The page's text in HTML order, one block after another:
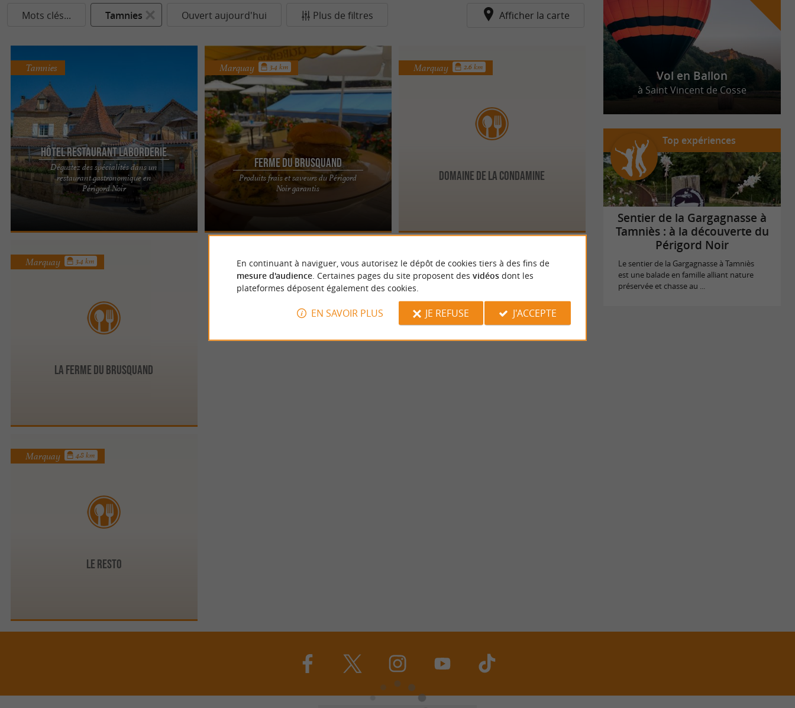
Mots clés... Tamnies Ouvert aujourd'hui Plus de filtres Afficher la carte
Hôtel Restaurant Laborderie
Dégustez des spécialités dans un
restaurant gastronomique en
Périgord Noir
Tamnies
RESTAURANT LABORDERIE À TAMNIÈS, AU CŒUR
DU PÉRIGORD NOIR Restaurant Laborderie à
Tamniès, au cœur du ...
Ferme du Brusquand
Produits frais et saveurs du Périgord
Noir garantis
Marquay 3.4 km
AUBERGE LA FERME DU BRUSQUAND À
MARQUAY, DANS LE PÉRIGORD NOIR Présentation
de l'Auberge la Ferme du Brusquand ...
Domaine de la Condamine
Marquay 2.6 km
La Ferme du Brusquand
Marquay 3.4 km
Le restO
Marquay 4.8 km
Vol en Ballon
à Saint Vincent de Cosse
Top expériences
Sentier de la Gargagnasse à
Tamniès : à la découverte du
Périgord Noir
Le sentier de la Gargagnasse à Tamniès
est une balade en famille alliant nature
préservée et chasse au ...
En continuant à naviguer, vous autorisez le dépôt de cookies tiers à des fins de
mesure d'audience. Certaines pages du site proposent des vidéosdont les
plateformes déposent également des cookies.
EN SAVOIR PLUS JE REFUSE J'ACCEPTE